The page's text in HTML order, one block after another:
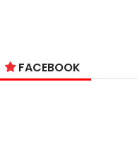
FACEBOOK